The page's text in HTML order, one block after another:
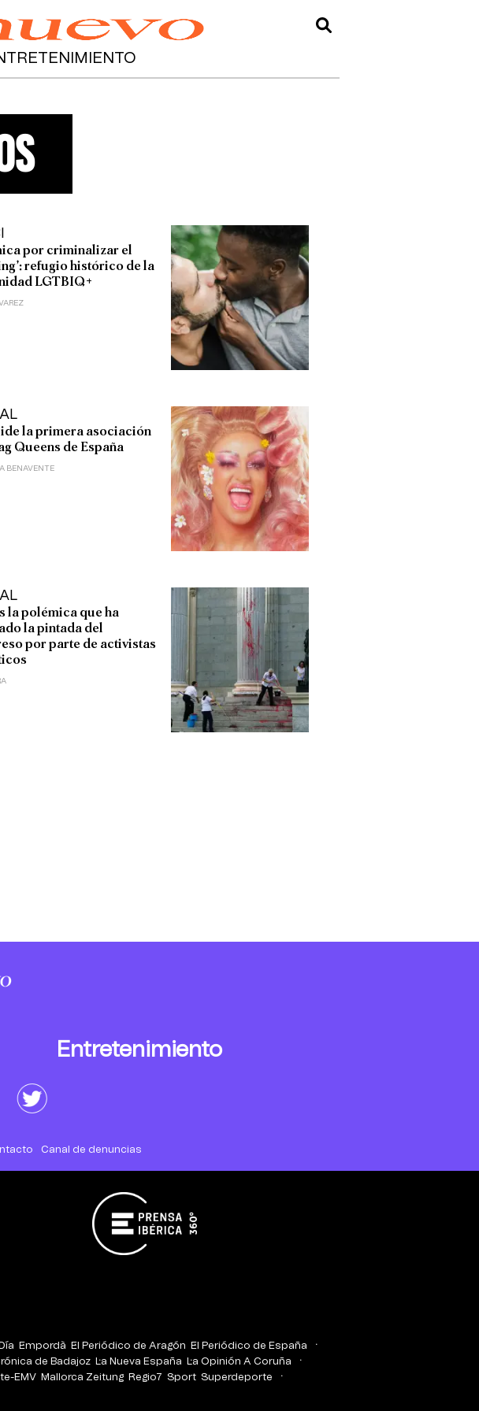
por criminalizar el
refugio histórico de la
LGTBIQ+
la primera asociación
Queens de España
BENAVENTE
la polémica que ha
la pintada del
por parte de activistas
Entretenimiento
Canal de denuncias
Empordà El Periódico de Aragón
El Periódico de España
de Badajoz La Nueva España
La Opinión A Coruña
EMV Mallorca Zeitung Regio7 Sport Superdeporte